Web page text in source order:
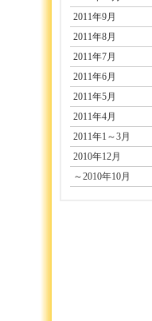
2011年9月
2011年8月
2011年7月
2011年6月
2011年5月
2011年4月
2011年1～3月
2010年12月
～2010年10月